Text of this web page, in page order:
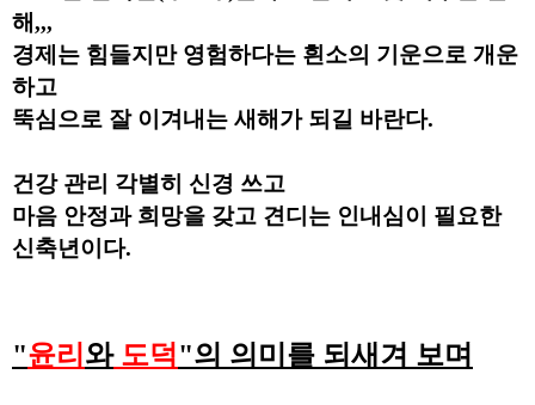
해,,,
경제는 힘들지만 영험하다는 흰소의 기운으로 개운
하고
뚝심으로 잘 이겨내는 새해가 되길 바란다.
건강 관리 각별히 신경 쓰고
마음 안정과 희망을 갖고 견디는 인내심이 필요한
신축년이다.
"윤리 와도덕"의 의미를 되새겨 보며